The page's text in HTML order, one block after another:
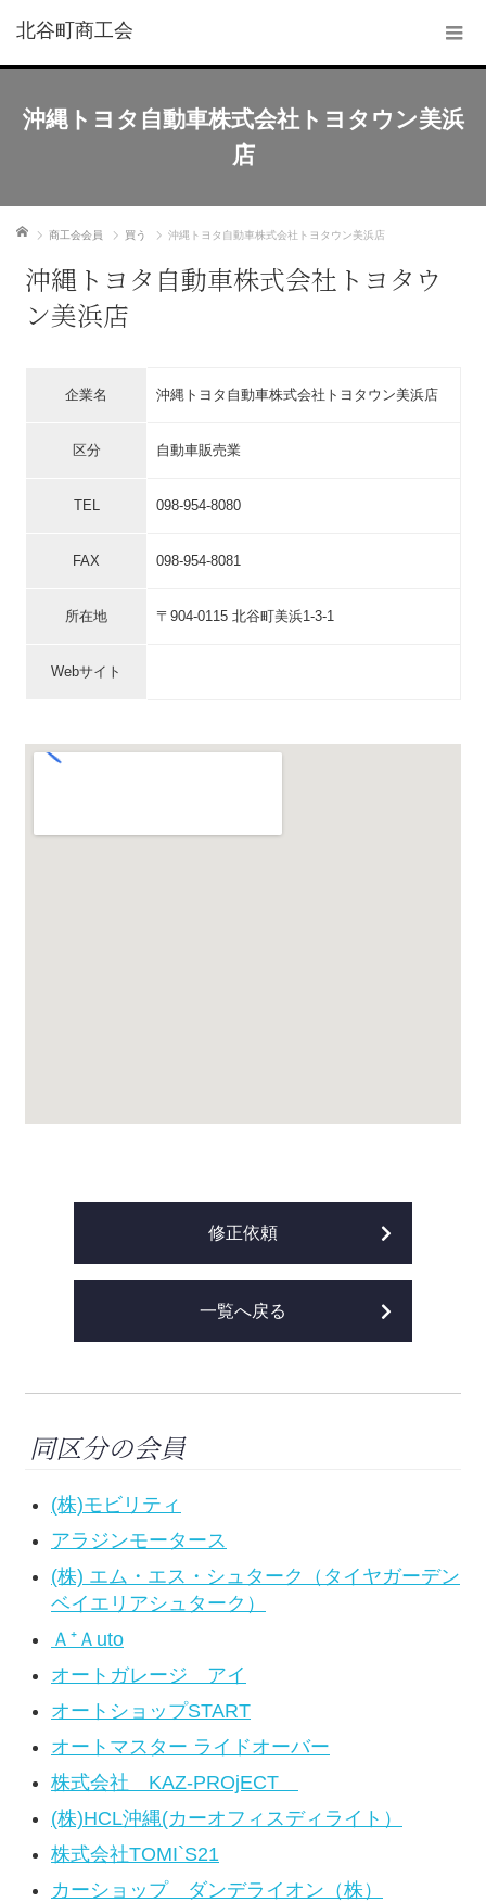
北谷町商工会
沖縄トヨタ自動車株式会社トヨタウン美浜
店
ホーム 商工会会員 買う 沖縄トヨタ自動車株式会社トヨタウン美浜店
沖縄トヨタ自動車株式会社トヨタウ
ン美浜店
企業名 沖縄トヨタ自動車株式会社トヨタウン美浜店
区分 自動車販売業
TEL 098-954-8080
FAX 098-954-8081
所在地 〒904-0115 北谷町美浜1-3-1
Webサイト
修正依頼
一覧へ戻る
同区分の会員
(株)モビリティ
アラジンモータース
(株) エム・エス・シュターク（タイヤガーデン
ベイエリアシュターク）
Ａ⁺Ａuto
オートガレージ アイ
オートショップSTART
オートマスター ライドオーバー
株式会社 KAZ-PROjECT
(株)HCL沖縄(カーオフィスディライト）
株式会社TOMI`S21
カーショップ ダンデライオン（株）